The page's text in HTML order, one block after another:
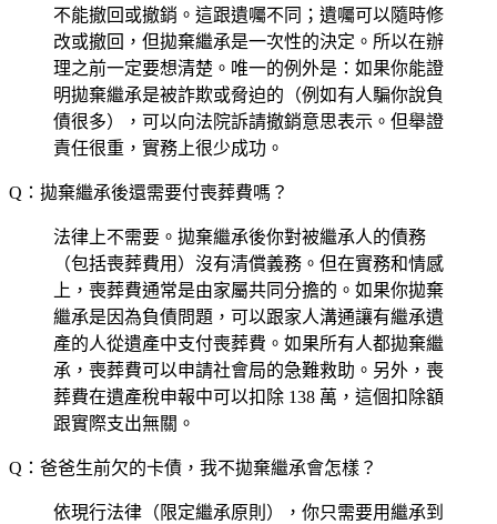
不能撤回或撤銷。這跟遺囑不同；遺囑可以隨時修
改或撤回，但拋棄繼承是一次性的決定。所以在辦
理之前一定要想清楚。唯一的例外是：如果你能證
明拋棄繼承是被詐欺或脅迫的（例如有人騙你說負
債很多），可以向法院訴請撤銷意思表示。但舉證
責任很重，實務上很少成功。
Q：拋棄繼承後還需要付喪葬費嗎？
法律上不需要。拋棄繼承後你對被繼承人的債務
（包括喪葬費用）沒有清償義務。但在實務和情感
上，喪葬費通常是由家屬共同分擔的。如果你拋棄
繼承是因為負債問題，可以跟家人溝通讓有繼承遺
產的人從遺產中支付喪葬費。如果所有人都拋棄繼
承，喪葬費可以申請社會局的急難救助。另外，喪
葬費在遺產稅申報中可以扣除 138 萬，這個扣除額
跟實際支出無關。
Q：爸爸生前欠的卡債，我不拋棄繼承會怎樣？
依現行法律（限定繼承原則），你只需要用繼承到